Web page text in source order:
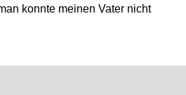
konnte meinen Vater nicht